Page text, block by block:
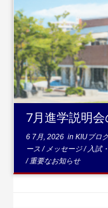
...続
7月進学説明
6 7月, 2026 inKIUブロ
ース/ メッセージ/ 入試
/重要なお知らせ